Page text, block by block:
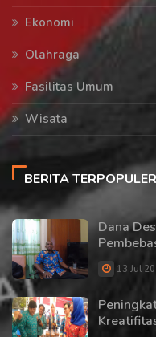
Ekonomi
Olahraga
Fasilitas Umum
Wisata
BERITA TERPOPULER
Dana
13 Jul